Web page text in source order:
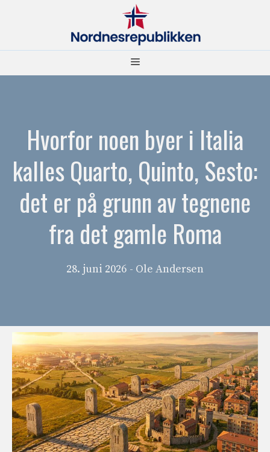
Meny
Hvorfor noen byer i Italia
kalles Quarto, Quinto, Sesto:
det er på grunn av tegnene
fra det gamle Roma
28. juni 2026 - Ole Andersen